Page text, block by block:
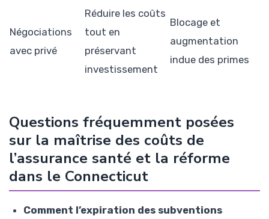
Négociations
avec privé
Réduire les coûts
tout en
préservant
investissement
Blocage et
augmentation
indue des primes
Questions fréquemment posées
sur la maîtrise des coûts de
l’assurance santé et la réforme
dans le Connecticut
Comment l’expiration des subventions